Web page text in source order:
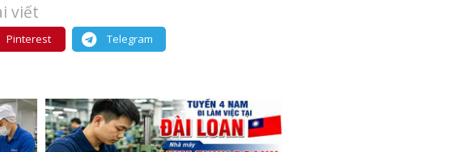
viết
Pinterest Telegram